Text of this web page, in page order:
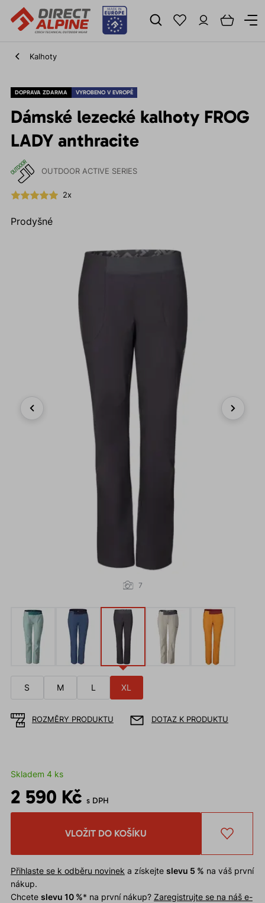
Kalhoty
DOPRAVA ZDARMA VYROBENO V EVROPĚ
Dámské lezecké kalhoty FROG
LADY anthracite
OUTDOOR ACTIVE SERIES
2x
Prodyšné
7
S M L XL
ROZMĚRY PRODUKTU DOTAZ K PRODUKTU
Skladem 4 ks
2 590 Kč s DPH
VLOŽIT DO KOŠÍKU
Přihlaste se k odběru novinek a získejte slevu 5 % na váš první
nákup.
Chcete slevu 10 %* na první nákup? Zaregistrujte se na náš e-